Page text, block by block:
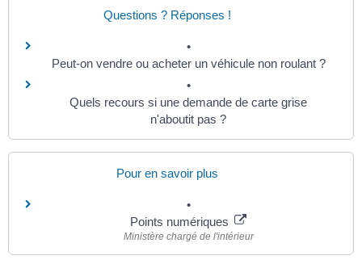
Questions ? Réponses !
Peut-on vendre ou acheter un véhicule non roulant ?
Quels recours si une demande de carte grise
n'aboutit pas ?
Pour en savoir plus
Points numériques
Ministère chargé de l'intérieur